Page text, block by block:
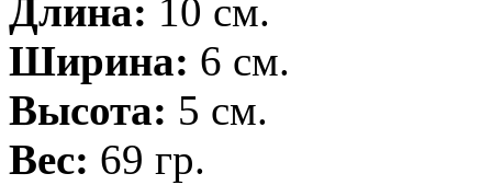
Длина: 10 см.
Ширина: 6 см.
Высота: 5 см.
Вес: 69 гр.